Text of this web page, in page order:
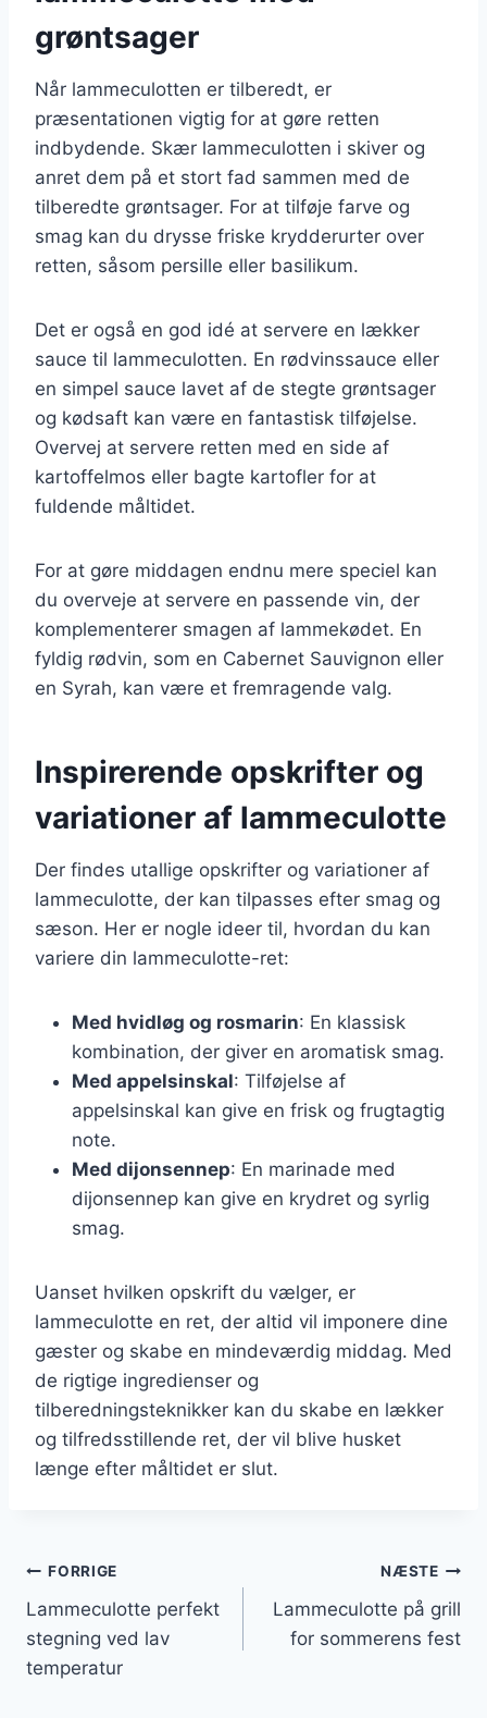
grøntsager
Når lammeculotten er tilberedt, er
præsentationen vigtig for at gøre retten
indbydende. Skær lammeculotten i skiver og
anret dem på et stort fad sammen med de
tilberedte grøntsager. For at tilføje farve og
smag kan du drysse friske krydderurter over
retten, såsom persille eller basilikum.
Det er også en god idé at servere en lækker
sauce til lammeculotten. En rødvinssauce eller
en simpel sauce lavet af de stegte grøntsager
og kødsaft kan være en fantastisk tilføjelse.
Overvej at servere retten med en side af
kartoffelmos eller bagte kartofler for at
fuldende måltidet.
For at gøre middagen endnu mere speciel kan
du overveje at servere en passende vin, der
komplementerer smagen af lammekødet. En
fyldig rødvin, som en Cabernet Sauvignon eller
en Syrah, kan være et fremragende valg.
Inspirerende opskrifter og
variationer af lammeculotte
Der findes utallige opskrifter og variationer af
lammeculotte, der kan tilpasses efter smag og
sæson. Her er nogle ideer til, hvordan du kan
variere din lammeculotte-ret:
Med hvidløg og rosmarin: En klassisk
kombination, der giver en aromatisk smag.
Med appelsinskal: Tilføjelse af
appelsinskal kan give en frisk og frugtagtig
note.
Med dijonsennep: En marinade med
dijonsennep kan give en krydret og syrlig
smag.
Uanset hvilken opskrift du vælger, er
lammeculotte en ret, der altid vil imponere dine
gæster og skabe en mindeværdig middag. Med
de rigtige ingredienser og
tilberedningsteknikker kan du skabe en lækker
og tilfredsstillende ret, der vil blive husket
længe efter måltidet er slut.
Indlægsnavigation
FORRIGE
Lammeculotte perfekt
stegning ved lav
temperatur
NÆSTE
Lammeculotte på grill
for sommerens fest